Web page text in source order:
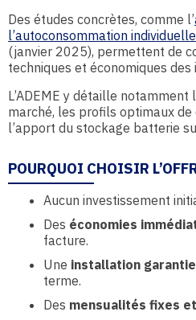
Des études concrètes, comme l’
l’autoconsommation
(janvier 2025), permettent de
techniques et économiques
L’ADEME y détaille notamment
marché, les profils optimaux
l’apport du stockage batterie
POURQUOI CHOISIR
Aucun investissement
Des économies
facture.
Une installation
terme.
Des mensualités fixes